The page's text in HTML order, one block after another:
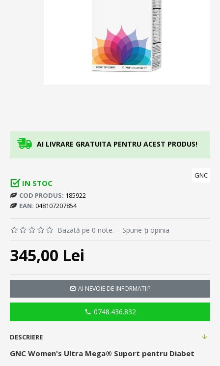
AI LIVRARE GRATUITA PENTRU ACEST PRODUS!
IN STOC
COD PRODUS: 185922
EAN: 048107207854
GNC
Bazată pe 0 note. - Spune-ţi opinia
345,00 Lei
AI NEVOIE DE INFORMATII?
0748.436.832
DESCRIERE
GNC Women's Ultra Mega® Suport pentru Diabet